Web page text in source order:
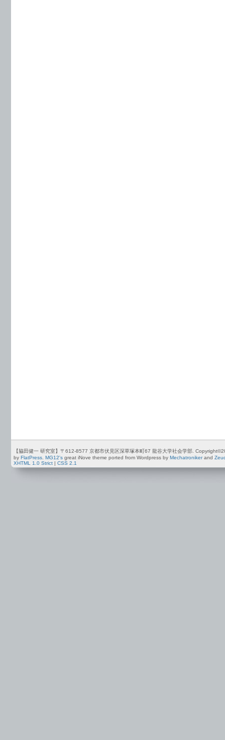
【脇田健一 研究室】〒612-8577 京都市伏見区深草塚本町67 龍谷大学社会学部.
by FlatPress. MG12's great iNove theme ported from Wordpress by Mechatronikerand
XHTML 1.0 Strict
CSS 2.1